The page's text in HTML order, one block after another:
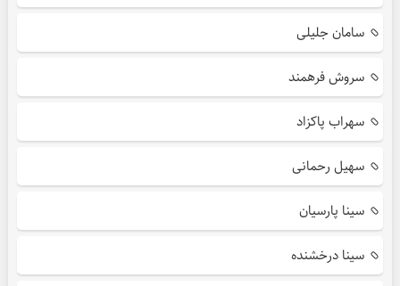
سامان جلیلی
سروش فرهمند
سهراب پاکزاد
سهیل رحمانی
سینا پارسیان
سینا درخشنده